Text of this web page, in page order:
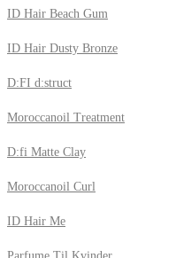
ID Hair Beach Gum
ID Hair Dusty Bronze
D:FI d:struct
Moroccanoil Treatment
D:fi Matte Clay
Moroccanoil Curl
ID Hair Me